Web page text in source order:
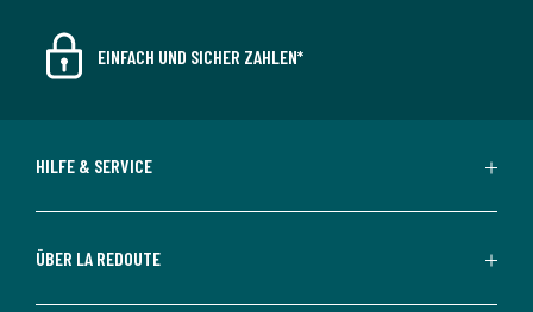
EINFACH UND SICHER ZAHLEN*
HILFE & SERVICE
ÜBER LA REDOUTE